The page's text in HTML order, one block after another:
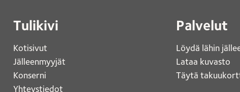
Tulikivi
Kotisivut
Jälleenmyyjät
Konserni
Yhteystiedot
Palvelut
Löydä lähin
Lataa kuvasto
Täytä